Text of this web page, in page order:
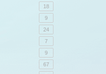
18
9
24
7
9
67